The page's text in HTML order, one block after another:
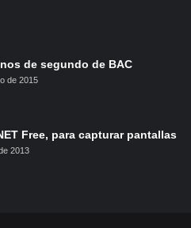
de segundo de BAC
de 2015
Free, para capturar pantallas
2013